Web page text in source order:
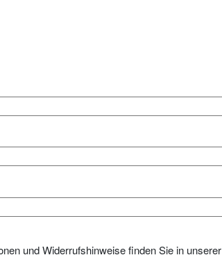
und Widerrufshinweise finden Sie in unserer